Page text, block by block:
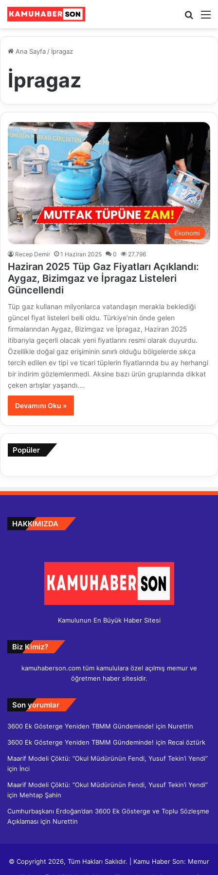
Ara
Ana Sayfa / İpragaz
İpragaz
Ekonomi
Recep Demir 1 Haziran 2025 0 27.796
Haziran 2025 Tüp Gaz Fiyatları Açıklandı:
Aygaz, Bizimgaz ve İpragaz Listeleri
Güncellendi
Tüp gaz kullanan milyonlarca vatandaşın merakla beklediği
güncel fiyat listeleri belli oldu. Türkiye’nin önde gelen
firmalarından Aygaz, Bizimgaz ve İpragaz, Haziran 2025
itibarıyla geçerli olacak yeni fiyatlarını resmi olarak duyurdu.
Özellikle doğal gaz erişiminin sınırlı olduğu bölgelerde sıkça
tercih edilen ev tipi ve ticari tüplerin fiyatlarında bu ay herhangi
bir indirim gözlemlenmedi. Aksine bazı ürün gruplarında dikkat
çeken artışlar yaşandı.…
Devamını Oku »
Popüler
HAKKIMIZDA
Kamulunun En Büyük Haber Sitesi
Biz Kimiz?
kamuhaberson.com tüm kamululara özel açılmış memur ve
öğretmen haber sitesidir.
Son yorumlar
3600 Ek Gösterge Yeniden TBMM Gündeminde! için Nurettin
3600 Ek Gösterge Yeniden TBMM Gündeminde! için Recai öztürk
Maarif Modeli Çöktü: “Okul Müdürünün Fendi, Yusuf Tekin’i Yendi”
için İnci
Maarif Modeli Çöktü: “Okul Müdürünün Fendi, Yusuf Tekin’i Yendi”
için Mehtap Şahin
Cumhurbaşkanı Erdoğan’dan 3600 Ek Gösterge ve Toplu Sözleşme
Açıklaması için Nurettin
© Copyright 2026, Tüm Hakları Saklıdır. | Kamu Haber Son: Memur